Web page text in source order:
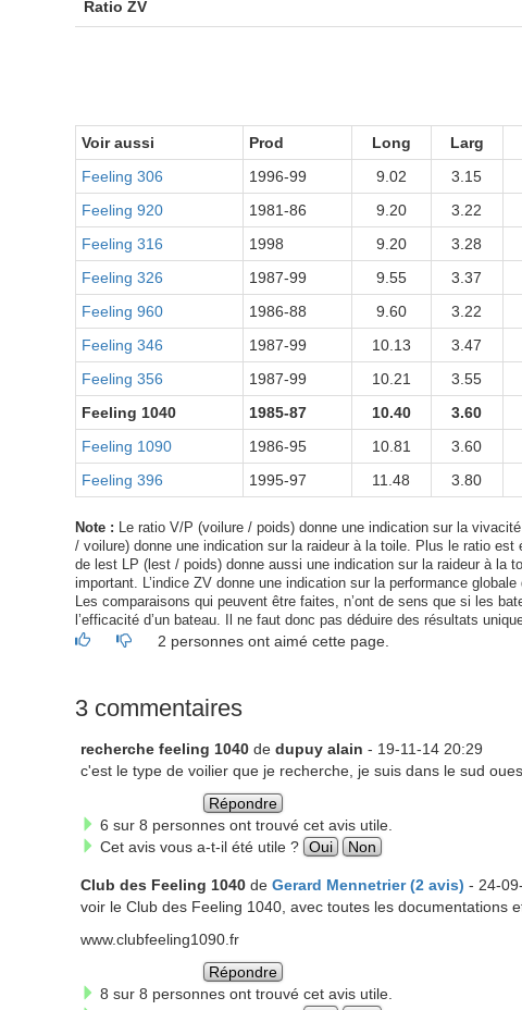
Ratio ZV
Voir aussi Prod Long Larg
Feeling 306
1996-99 9.02 3.15
Feeling 920
1981-86 9.20 3.22
Feeling 316
1998 9.20 3.28
Feeling 326
1987-99 9.55 3.37
Feeling 960
1986-88 9.60 3.22
Feeling 346
1987-99 10.13 3.47
Feeling 356
1987-99 10.21 3.55
Feeling 1040
1985-87 10.40 3.60
Feeling 1090
1986-95 10.81 3.60
Feeling 396
1995-97 11.48 3.80
Note : Le ratio V/P (voilure / poids) donne une indication sur la
/ voilure) donne une indication sur la raideur à la toile. Plus le ratio
de lest LP (lest / poids) donne aussi une indication sur la raideur à la
important. L’indice ZV donne une indication sur la performance
Les comparaisons qui peuvent être faites, n’ont de sens que si les
l’efficacité d’un bateau. Il ne faut donc pas déduire des résultats
2 personnes ont aimé cette page.
3 commentaires
recherche feeling 1040de dupuy alain - 19-11-14 20:29
c'est le type de voilier que je recherche, je suis dans le sud
Répondre
6 sur 8 personnes ont trouvé cet avis utile.
Cet avis vous a-t-il été utile ? Oui Non
Club des Feeling 1040de Gerard Mennetrier (2 avis) - 24-
voir le Club des Feeling 1040, avec toutes les documentations
www.clubfeeling1090.fr
Répondre
8 sur 8 personnes ont trouvé cet avis utile.